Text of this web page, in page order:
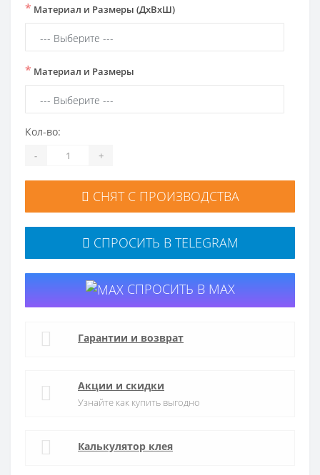
* Материал и Размеры (ДхВхШ)
* Материал и Размеры
Кол-во:
- +
СНЯТ С ПРОИЗВОДСТВА
СПРОСИТЬ В TELEGRAM
СПРОСИТЬ В MAX
Гарантии и возврат
Акции и скидки
Узнайте как купить выгодно
Калькулятор клея